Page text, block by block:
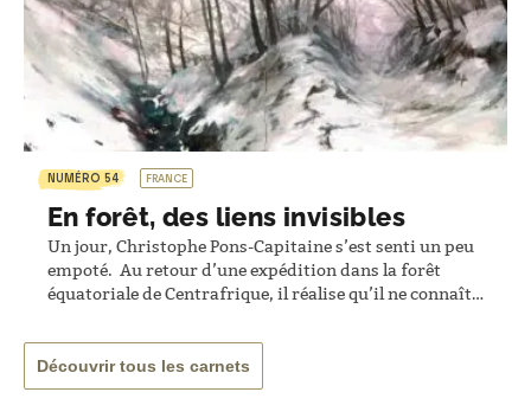
NUMÉRO 54 FRANCE
En forêt, des liens invisibles
Un jour, Christophe Pons-Capitaine s’est senti un peu
empoté. Au retour d’une expédition dans la forêt
équatoriale de Centrafrique, il réalise qu’il ne connaît
cinq jours par semaine, il a arpenté la forêt de la
montagne Noire, dans le Tarn, rétablissant des liens
que l’époque…
Découvrir tous les carnets